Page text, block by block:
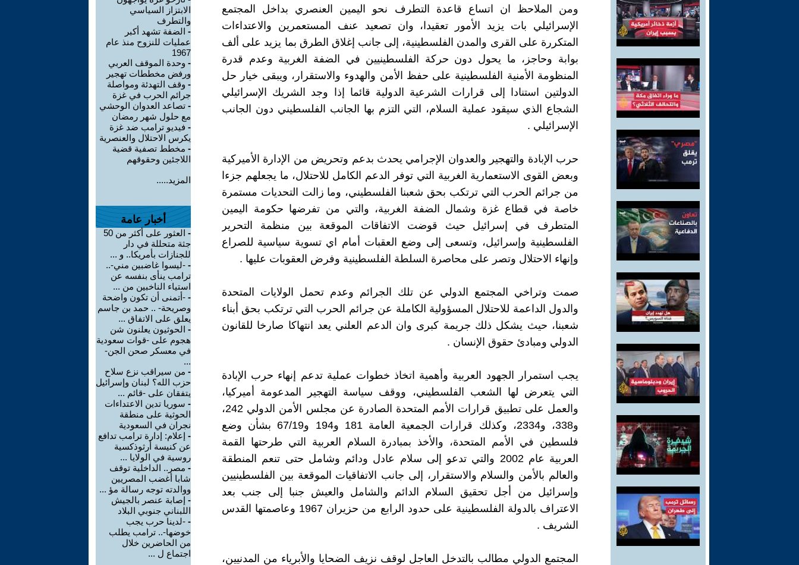
ومن الملاحظ ان اتساع قاعدة التطرف نحو اليمين العنصري بداخل المجتمع
الإسرائيلي بات يزيد الأمور تعقيدا، وان تصعيد عنف المستعمرين والاعتداءات
المتكررة على القرى والمدن الفلسطينية، إلى جانب إغلاق الطرق بما يزيد على ألف
بوابة وحاجز، ما يحول دون حركة الفلسطينيين في الضفة الغربية وعدم قدرة
المنظومة الأمنية الفلسطينية على حفظ الأمن والهدوء والاستقرار، ويبقى خيار حل
الدولتين استنادا إلى قرارات الشرعية الدولية قائما إذا وجد الشريك الإسرائيلي
الشجاع الذي سيقود عملية السلام، التي التزم بها الجانب الفلسطيني دون الجانب
الإسرائيلي .
حرب الإبادة والتهجير والعدوان الإجرامي يحدث بدعم وتحريض من الإدارة الأميركية
وبعض القوى الاستعمارية الغربية التي توفر الدعم الكامل للاحتلال، ما يجعلهم جزءا
من جرائم الحرب التي ترتكب بحق شعبنا الفلسطيني، وما زالت التحديات مستمرة
خاصة في قطاع غزة وشمال الضفة الغربية، والتي من تفرضها حكومة اليمين
المتطرف في إسرائيل حيث قوضت الاتفاقات الموقعة بين منظمة التحرير
الفلسطينية وإسرائيل، وتسعى إلى وضع العقبات أمام اي تسوية سياسية للصراع
وإنهاء الاحتلال وتصر على محاصرة السلطة الفلسطينية وفرض العقوبات عليها .
صمت وتراخي المجتمع الدولي عن تلك الجرائم وعدم تحمل الولايات المتحدة
والدول الداعمة للاحتلال المسؤولية الكاملة عن جرائم الحرب التي ترتكب بحق أبناء
شعبنا، حيث يشكل ذلك جريمة كبرى وان الدعم العلني يعد انتهاكا صارخا للقانون
الدولي ومبادئ حقوق الإنسان .
يجب استمرار الجهود العربية وأهمية اتخاذ خطوات عملية تدعم إنهاء حرب الإبادة
التي يتعرض لها الشعب الفلسطيني، ووقف سياسة التهجير المدعومة أميركيا،
والعمل على تطبيق قرارات الأمم المتحدة الصادرة عن مجلس الأمن الدولي 242،
و338، و2334، وكذلك قرارات الجمعية العامة 181 و194 و67/19 بشأن وضع
فلسطين في الأمم المتحدة، والأخذ بمبادرة السلام العربية التي طرحتها القمة
العربية عام 2002 والتي تدعو إلى سلام عادل ودائم وشامل حتى تنعم المنطقة
والعالم بالأمن والسلام والاستقرار، إلى جانب الاتفاقيات الموقعة بين الفلسطينيين
وإسرائيل من أجل تحقيق السلام الدائم والشامل والعيش جنبا إلى جنب بعد
الاعتراف بالدولة الفلسطينية على حدود الرابع من حزيران 1967 وعاصمتها القدس
الشريف .
المجتمع الدولي مطالب بالتدخل العاجل لوقف نزيف الضحايا والأبرياء من المدنيين،
الابتزاز السياسي
والتطرف
- الضفة تشهد أكبر
عمليات للنزوح منذ عام
1967
- وحدة الموقف العربي
ورفض مخططات تهجير
- وقف التهدئة ومواصلة
جرائم الحرب في غزة
- تصاعد العدوان الوحشي
مع حلول شهر رمضان
- فيديو ترامب ضد غزة
يكرس الاحتلال والعنصرية
- مخطط تصفية قضية
اللاجئين وحقوقهم
المزيد.....
أخبار عامة
-
العثور على أكثر من 50
جثة متحللة في دار
للجنازات بأمريكا.. و ...
- -ليسوا غاضبين مني-..
ترامب ينأى بنفسه عن
استياء الناخبين من ...
- -أتمنى أن تكون واضحة
وصريحة- .. حمد بن جاسم
يعلق على الاتفاق ...
- الحوثيون يعلنون شن
هجوم على -قوات سعودية
في معسكر صحن الجن-
...
- من سيراقب نزع سلاح
حزب الله؟ لبنان وإسرائيل
يتفقان على -قائم ...
- سوريا تدين الاعتداءات
الحوثية على منطقة
نجران في السعودية
- إعلام: إدارة ترامب تدافع
عن كنيسة أرثوذكسية
روسية في الولايا ...
- مصر.. الداخلية توقف
شابا أغضب المصريين
ووالدته توجه رسالة مؤ ...
- إصابة عنصر بالجيش
اللبناني جنوبي البلاد
- -لدينا حرب يجب
خوضها-.. ترامب يطلب
من الحاضرين خلال
اجتماع ل ...